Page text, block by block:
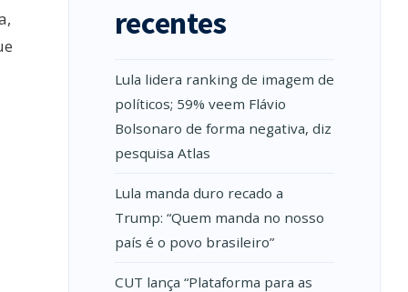
recentes
Lula lidera ranking de imagem de
políticos; 59% veem Flávio
Bolsonaro de forma negativa, diz
pesquisa Atlas
Lula manda duro recado a
Trump: “Quem manda no nosso
país é o povo brasileiro”
CUT lança “Plataforma para as